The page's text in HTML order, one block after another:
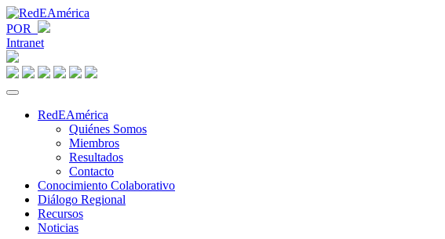
POR
Intranet
RedEAmérica
Quiénes Somos
Miembros
Resultados
Contacto
Conocimiento Colaborativo
Diálogo Regional
Recursos
Noticias